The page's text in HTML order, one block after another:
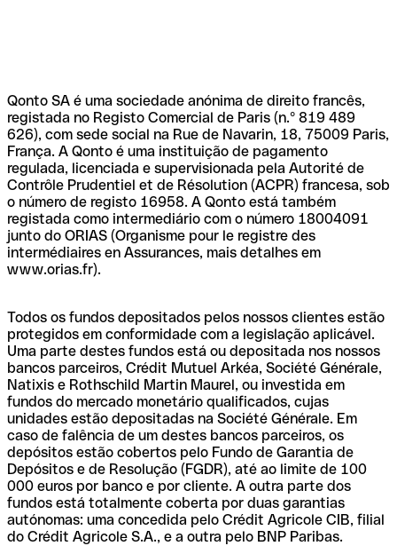
Qonto SA é uma sociedade anónima de direito francês,
registada no Registo Comercial de Paris (n.º 819 489
626), com sede social na Rue de Navarin, 18, 75009 Paris,
França. A Qonto é uma instituição de pagamento
regulada, licenciada e supervisionada pela Autorité de
Contrôle Prudentiel et de Résolution (ACPR) francesa, sob
o número de registo 16958. A Qonto está também
registada como intermediário com o número 18004091
junto do ORIAS (Organisme pour le registre des
intermédiaires en Assurances, mais detalhes em
www.orias.fr).
Todos os fundos depositados pelos nossos clientes estão
protegidos em conformidade com a legislação aplicável.
Uma parte destes fundos está ou depositada nos nossos
bancos parceiros, Crédit Mutuel Arkéa, Société Générale,
Natixis e Rothschild Martin Maurel, ou investida em
fundos do mercado monetário qualificados, cujas
unidades estão depositadas na Société Générale. Em
caso de falência de um destes bancos parceiros, os
depósitos estão cobertos pelo Fundo de Garantia de
Depósitos e de Resolução (FGDR), até ao limite de 100
000 euros por banco e por cliente. A outra parte dos
fundos está totalmente coberta por duas garantias
autónomas: uma concedida pelo Crédit Agricole CIB, filial
do Crédit Agricole S.A., e a outra pelo BNP Paribas.